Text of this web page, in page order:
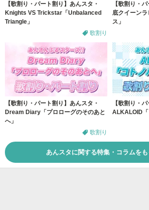
【歌割り・パート割り】あんスタ・
Knights VS Trickstar「Unbalanced
Triangle」
歌割り
【歌割り・
底クイーン
ス」
【歌割り・パート割り】あんスタ・
Dream Diary「プロローグのそのあと
へ」
歌割り
【歌割り・
ALKALOID「
あんスタに関する特集・コラムを